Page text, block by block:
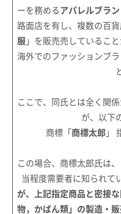
ーを務める アパレルブラン
路面店を有し、複数の百
服」を販売売しているこ
海外でのファッションブ
ここで、同氏とは全く関
が、以下
商標「 商標太郎 」
この場合、商標太郎氏は、
当程度需要者に知られて
が、上記指定商品と密接
物，かばん類」の製造・